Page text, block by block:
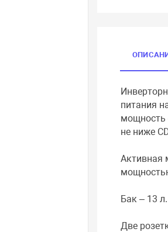
питания
мощность
не ниже
Активная
Бак – 13
Две